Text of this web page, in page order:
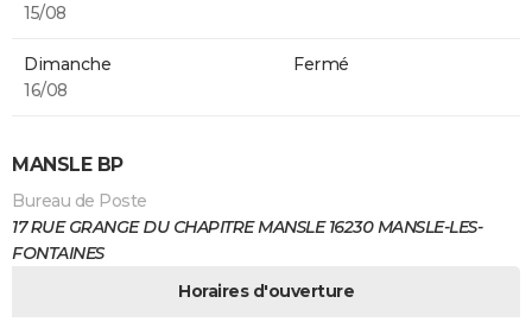
15/08
Dimanche
16/08
Fermé
MANSLE BP
Bureau de Poste
17 RUE GRANGE DU CHAPITRE MANSLE 16230 MANSLE-LES-
FONTAINES
Horaires d'ouverture